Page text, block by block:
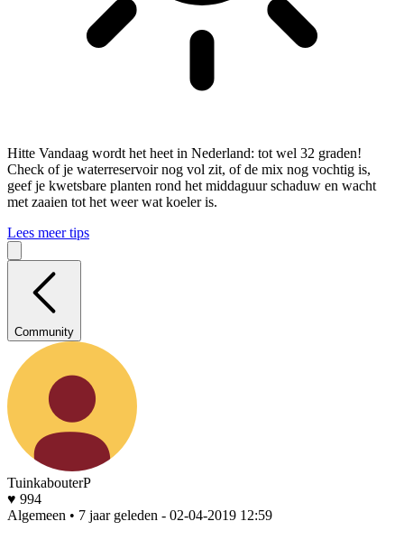
Hitte Vandaag wordt het heet in Nederland: tot wel 32 graden!
Check of je waterreservoir nog vol zit, of de mix nog vochtig is,
geef je kwetsbare planten rond het middaguur schaduw en wacht
met zaaien tot het weer wat koeler is.
Lees meer tips
Community
TuinkabouterP
♥ 994
Algemeen • 7 jaar geleden - 02-04-2019 12:59